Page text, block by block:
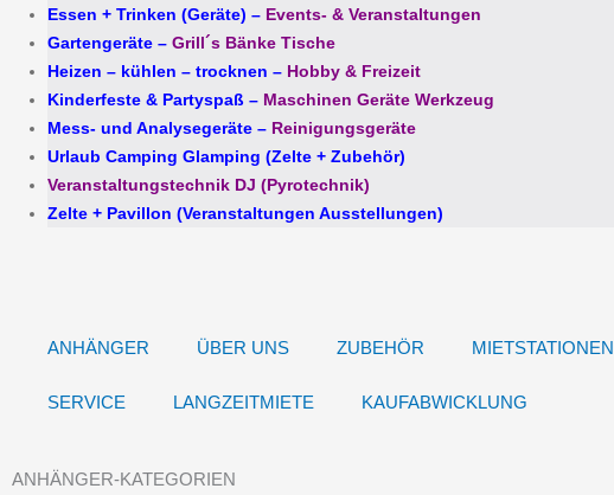
Essen + Trinken (Geräte) – Events- & Veranstaltungen
Gartengeräte – Grill´s Bänke Tische
Heizen – kühlen – trocknen – Hobby & Freizeit
Kinderfeste & Partyspaß – Maschinen Geräte Werkzeug
Mess- und Analysegeräte – Reinigungsgeräte
Urlaub Camping Glamping (Zelte + Zubehör)
Veranstaltungstechnik DJ (Pyrotechnik)
Zelte + Pavillon (Veranstaltungen Ausstellungen)
ANHÄNGER ÜBER UNS ZUBEHÖR MIETSTATIONEN
SERVICE LANGZEITMIETE KAUFABWICKLUNG
ANHÄNGER-KATEGORIEN